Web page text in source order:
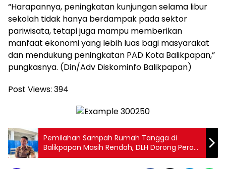
“Harapannya, peningkatan kunjungan selama libur
sekolah tidak hanya berdampak pada sektor
pariwisata, tetapi juga mampu memberikan
manfaat ekonomi yang lebih luas bagi masyarakat
dan mendukung peningkatan PAD Kota Balikpapan,”
pungkasnya. (Din/Adv Diskominfo Balikpapan)
Post Views: 394
Pemilahan Sampah Rumah Tangga di
Balikpapan Masih Rendah, DLH Dorong Peran
Aktif Warga